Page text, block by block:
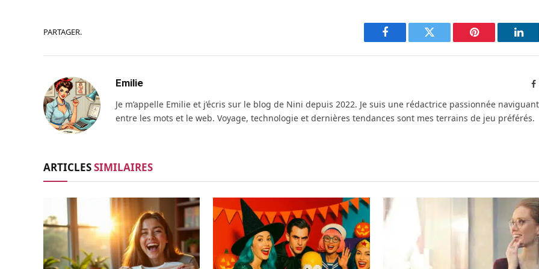
PARTAGER.
Facebook Twitter Pinterest
Emilie
Je m’appelle Emilie et j’écris sur le blog de Nini depuis 2022. Je suis une rédactrice passionnée naviguant
entre les mots et le web. Voyage, technologie et dernières tendances sont mes terrains de jeu préférés.
ARTICLESSIMILAIRES